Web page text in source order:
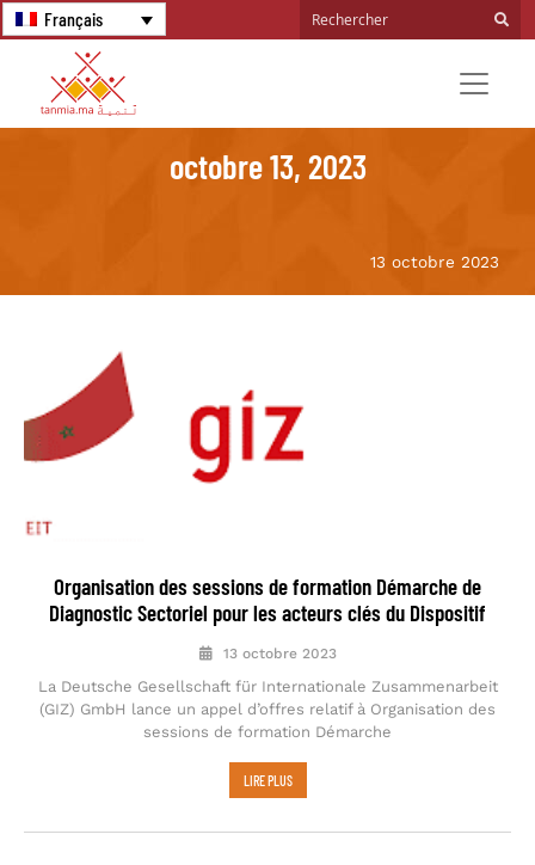
Français
octobre 13, 2023
13 octobre 2023
Organisation des sessions de formation Démarche de
Diagnostic Sectoriel pour les acteurs clés du Dispositif
13 octobre 2023
La Deutsche Gesellschaft für Internationale Zusammenarbeit
(GIZ) GmbH lance un appel d’offres relatif à Organisation des
sessions de formation Démarche
LIRE PLUS